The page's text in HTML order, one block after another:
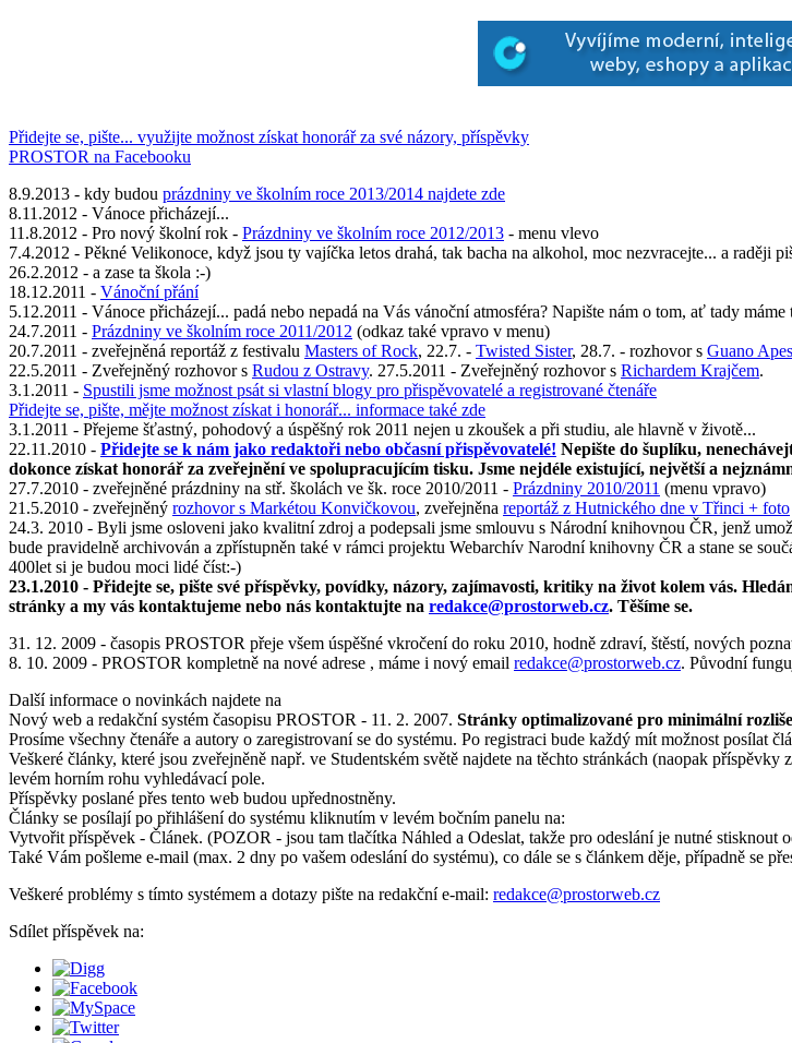
Přidejte se, pište... využijte možnost získat honorář za své názory, příspěvky
PROSTOR na Facebooku
8.9.2013 - kdy budou prázdniny ve školním roce 2013/2014 najdete zde
8.11.2012 - Vánoce přicházejí...
11.8.2012 - Pro nový školní rok - Prázdniny ve školním roce 2012/2013 - menu vlevo
7.4.2012 - Pěkné Velikonoce, když jsou ty vajíčka letos drahá, tak bacha na alkohol, moc nezvracejte... a raději
26.2.2012 - a zase ta škola :-)
18.12.2011 - Vánoční přání
5.12.2011 - Vánoce přicházejí... padá nebo nepadá na Vás vánoční atmosféra? Napište nám o tom, ať tady
24.7.2011 - Prázdniny ve školním roce 2011/2012 (odkaz také vpravo v menu)
20.7.2011 - zveřejněná reportáž z festivalu Masters of Rock, 22.7. - Twisted Sister, 28.7. - rozhovor s Guano Apes
22.5.2011 - Zveřejněný rozhovor s Rudou z Ostravy. 27.5.2011 - Zveřejněný rozhovor s Richardem Krajčem.
3.1.2011 - Spustili jsme možnost psát si vlastní blogy pro přispěvovatelé a registrované čtenáře
Přidejte se, pište, mějte možnost získat i honorář... informace také zde
3.1.2011 - Přejeme šťastný, pohodový a úspěšný rok 2011 nejen u zkoušek a při studiu, ale hlavně v životě...
22.11.2010 - Přidejte se k nám jako redaktoři nebo občasní přispěvovatelé! Nepište do šuplíku,
dokonce získat honorář za zveřejnění ve spolupracujícím tisku. Jsme nejdéle existující, největší a
27.7.2010 - zveřejněné prázdniny na stř. školách ve šk. roce 2010/2011 - Prázdniny 2010/2011 (menu vpravo)
21.5.2010 - zveřejněný rozhovor s Markétou Konvičkovou, zveřejněna reportáž z Hutnického dne v Třinci + foto
24.3. 2010 - Byli jsme osloveni jako kvalitní zdroj a podepsali jsme smlouvu s Národní knihovnou ČR, jenž
bude pravidelně archivován a zpřístupněn také v rámci projektu Webarchív Narodní knihovny ČR a stane se
400let si je budou moci lidé číst:-)
23.1.2010 - Přidejte se, pište své příspěvky, povídky, názory, zajímavosti, kritiky na život kolem vás.
stránky a my vás kontaktujeme nebo nás kontaktujte na redakce@prostorweb.cz. Těšíme se.
31. 12. 2009 - časopis PROSTOR přeje všem úspěšné vkročení do roku 2010, hodně zdraví, štěstí, nových
8. 10. 2009 - PROSTOR kompletně na nové adrese , máme i nový email redakce@prostorweb.cz. Původní
Další informace o novinkách najdete na
Nový web a redakční systém časopisu PROSTOR - 11. 2. 2007. Stránky optimalizované pro minimální
Prosíme všechny čtenáře a autory o zaregistrovaní se do systému. Po registraci bude každý mít možnost posílat
Veškeré články, které jsou zveřejněně např. ve Studentském světě najdete na těchto stránkách (naopak
levém horním rohu vyhledávací pole.
Příspěvky poslané přes tento web budou upřednostněny.
Články se posílají po přihlášení do systému kliknutím v levém bočním panelu na:
Vytvořit příspěvek - Článek. (POZOR - jsou tam tlačítka Náhled a Odeslat, takže pro odeslání je nutné stisknout
Také Vám pošleme e-mail (max. 2 dny po vašem odeslání do systému), co dále se s článkem děje, případně se
Veškeré problémy s tímto systémem a dotazy pište na redakční e-mail: redakce@prostorweb.cz
Sdílet příspěvek na: